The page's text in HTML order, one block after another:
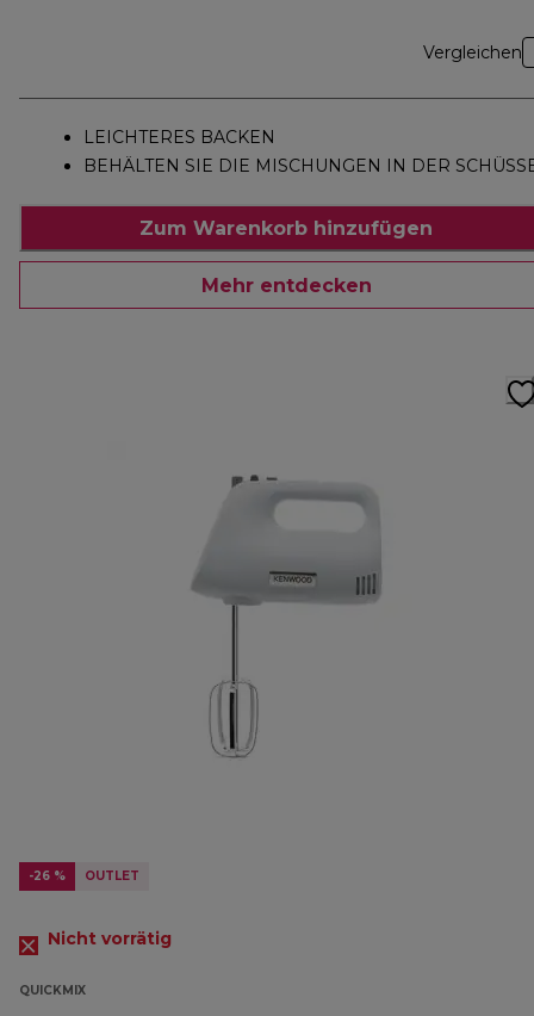
Vergleichen
LEICHTERES BACKEN
BEHÄLTEN SIE DIE MISCHUNGEN IN DER
Zum Warenkorb hinzufügen
Mehr entdecken
-26 % OUTLET
Nicht vorrätig
QUICKMIX